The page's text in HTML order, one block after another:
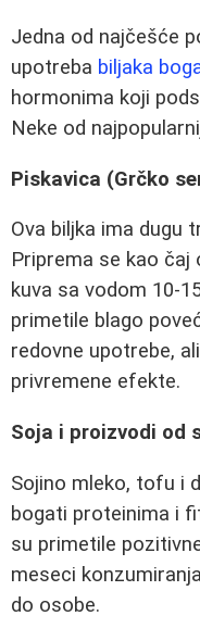
Jedna od najčešće
upotreba biljaka
hormonima koji
Neke od
Piskavica (Grčko
Ova biljka ima dugu
Priprema se kao čaj
kuva sa vodom 10-
primetile blago
redovne upotrebe,
privremene efekte.
Soja i proizvodi od
Sojino mleko, tofu i
bogati proteinima i
su primetile
meseci
do osobe.